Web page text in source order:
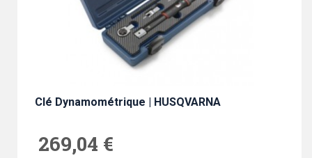
Clé Dynamométrique | HUSQVARNA
269,04 €